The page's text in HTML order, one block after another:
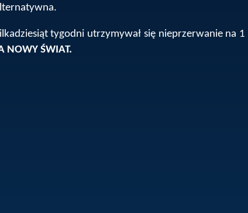
tygodni utrzymywał się nieprzerwanie na 1
NOWY ŚWIAT.